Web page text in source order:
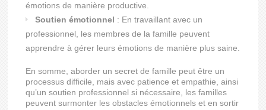
émotions de manière productive.
Soutien émotionnel : En travaillant avec un
professionnel, les membres de la famille peuvent
apprendre à gérer leurs émotions de manière plus saine.
En somme, aborder un secret de famille peut être un
processus difficile, mais avec patience et empathie, ainsi
qu’un soutien professionnel si nécessaire, les familles
peuvent surmonter les obstacles émotionnels et en sortir